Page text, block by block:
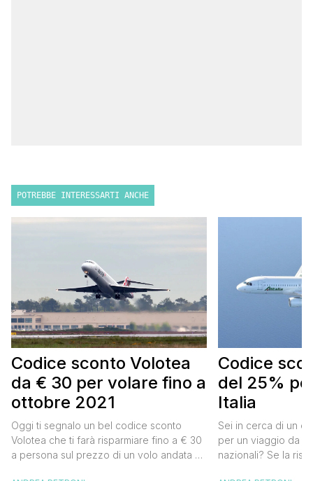
POTREBBE INTERESSARTI ANCHE
Codice sconto Volotea
da € 30 per volare fino a
ottobre 2021
Oggi ti segnalo un bel codice sconto
Volotea che ti farà risparmiare fino a € 30
a persona sul prezzo di un volo andata e
Codice
del 25%
Italia
Sei in cerca di un
per un viaggio da
nazionali? Se la